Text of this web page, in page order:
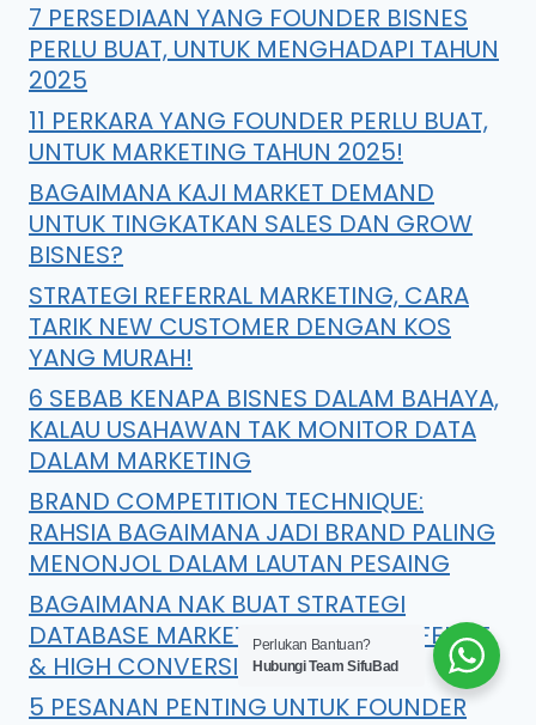
7 PERSEDIAAN YANG FOUNDER BISNES
PERLU BUAT, UNTUK MENGHADAPI TAHUN
2025
11 PERKARA YANG FOUNDER PERLU BUAT,
UNTUK MARKETING TAHUN 2025!
BAGAIMANA KAJI MARKET DEMAND
UNTUK TINGKATKAN SALES DAN GROW
BISNES?
STRATEGI REFERRAL MARKETING, CARA
TARIK NEW CUSTOMER DENGAN KOS
YANG MURAH!
6 SEBAB KENAPA BISNES DALAM BAHAYA,
KALAU USAHAWAN TAK MONITOR DATA
DALAM MARKETING
BRAND COMPETITION TECHNIQUE:
RAHSIA BAGAIMANA JADI BRAND PALING
MENONJOL DALAM LAUTAN PESAING
BAGAIMANA NAK BUAT STRATEGI
DATABASE MARKETING DENGAN EFEKTIF
& HIGH CONVERSION?
5 PESANAN PENTING UNTUK FOUNDER
Perlukan Bantuan?
Hubungi Team SifuBad